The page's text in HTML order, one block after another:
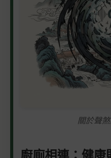
關於聲
廚廁相連：健康